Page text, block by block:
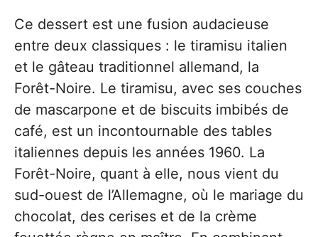
Ce dessert est une fusion audacieuse
entre deux classiques : le tiramisu italien
et le gâteau traditionnel allemand, la
Forêt-Noire. Le tiramisu, avec ses couches
de mascarpone et de biscuits imbibés de
café, est un incontournable des tables
italiennes depuis les années 1960. La
Forêt-Noire, quant à elle, nous vient du
sud-ouest de l’Allemagne, où le mariage du
chocolat, des cerises et de la crème